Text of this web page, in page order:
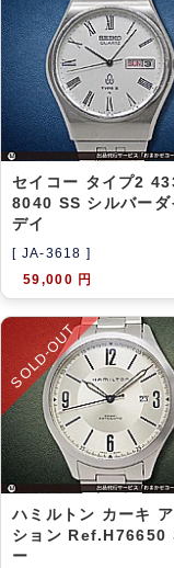
セイコー タイプ2
8040 SS シルバーダ
デイ
[ JA-3618 ]
59,000 円
SOLD-OUT
ハミルトン カーキ
ション Ref.H76650
ー